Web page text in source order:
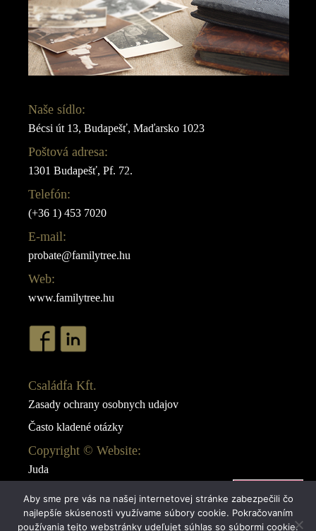
Naše sídlo:
Bécsi út 13, Budapešť, Maďarsko 1023
Poštová adresa:
1301 Budapešť, Pf. 72.
Telefón:
(+36 1) 453 7020
E-mail:
probate@familytree.hu
Web:
www.familytree.hu
Családfa Kft.
Zasady ochrany osobnych udajov
Často kladené otázky
Copyright © Website:
Juda
Webdesign:
AB Design
Aby sme pre vás na našej internetovej stránke zabezpečili čo
najlepšíe skúsenosti využívame súbory cookie. Pokračovaním
používania tejto webstránky udeľujet súhlas so súbormi cookie.